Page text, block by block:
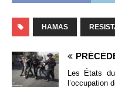
HAMAS
Les États
l’occupation